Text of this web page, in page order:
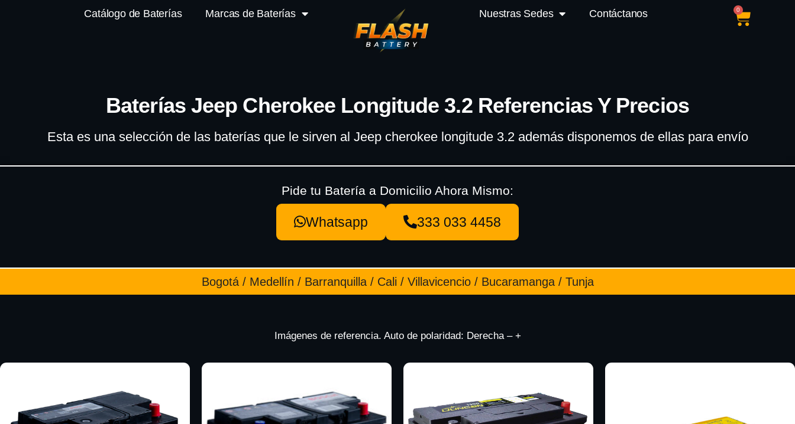
Catálogo de Baterías Marcas de Baterías Nuestras Sedes Contáctanos 0
Baterías Jeep Cherokee Longitude 3.2 Referencias Y Precios
Esta es una selección de las baterías que le sirven al Jeep cherokee longitude 3.2 además disponemos de ellas para envío
Pide tu Batería a Domicilio Ahora Mismo:
Whatsapp 333 033 4458
Bogotá / Medellín / Barranquilla / Cali / Villavicencio / Bucaramanga / Tunja
Imágenes de referencia. Auto de polaridad: Derecha – +